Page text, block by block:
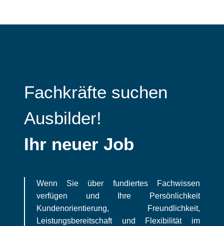
Fachkräfte suchen
Ausbilder!
Ihr neuer Job
Wenn Sie über fundiertes Fachwissen
verfügen und Ihre Persönlichkeit
Kundenorientierung, Freundlichkeit,
Leistungsbereitschaft und Flexibilität im